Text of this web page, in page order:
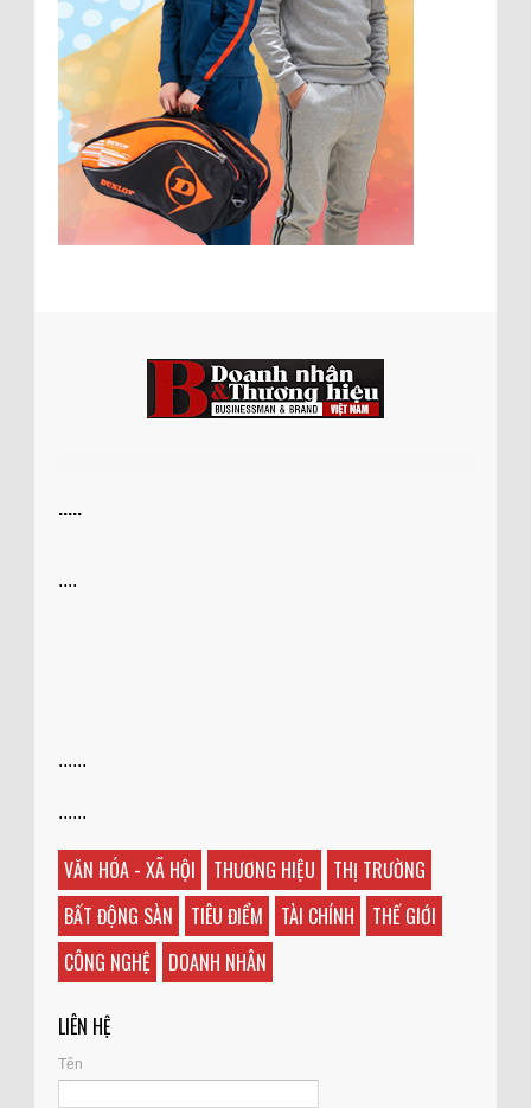
.....
....
......
......
VĂN HÓA - XÃ HỘI THƯƠNG HIỆU
THỊ TRƯỜNG
BẤT ĐỘNG SÀN
TIÊU ĐIỂM TÀI CHÍNH
THẾ GIỚI
CÔNG NGHỆ
DOANH NHÂN
LIÊN HỆ
Tên